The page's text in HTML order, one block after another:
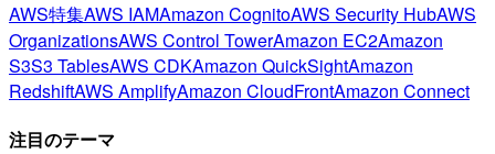
AWS特集AWS IAMAmazon CognitoAWS Security HubAWS
OrganizationsAWS Control TowerAmazon EC2Amazon
S3S3 TablesAWS CDKAmazon QuickSightAmazon
RedshiftAWS AmplifyAmazon CloudFrontAmazon Connect
注目のテーマ